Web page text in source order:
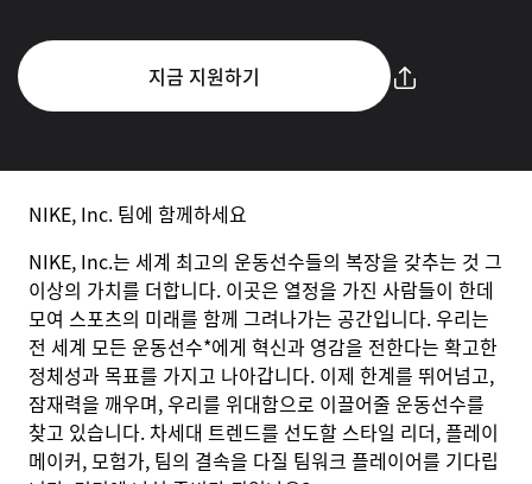
지금 지원하기
NIKE, Inc. 팀에 함께하세요
NIKE, Inc.는 세계 최고의 운동선수들의 복장을 갖추는 것 그
이상의 가치를 더합니다. 이곳은 열정을 가진 사람들이 한데
모여 스포츠의 미래를 함께 그려나가는 공간입니다. 우리는
전 세계 모든 운동선수*에게 혁신과 영감을 전한다는 확고한
정체성과 목표를 가지고 나아갑니다. 이제 한계를 뛰어넘고,
잠재력을 깨우며, 우리를 위대함으로 이끌어줄 운동선수를
찾고 있습니다. 차세대 트렌드를 선도할 스타일 리더, 플레이
메이커, 모험가, 팀의 결속을 다질 팀워크 플레이어를 기다립